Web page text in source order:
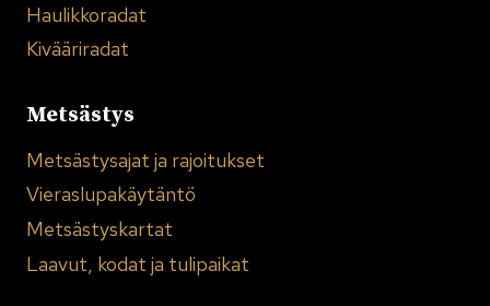
Haulikkoradat
Kivääriradat
Metsästys
Metsästysajat ja rajoitukset
Vieraslupakäytäntö
Metsästyskartat
Laavut, kodat ja tulipaikat